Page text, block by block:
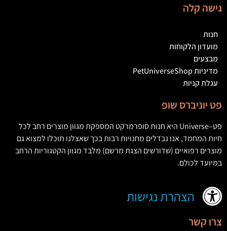
גישה קלה
חנות
מועדון הלקוחות
מבצעים
מדיניות PetUniverseShop
עגלת קניות
פט יוניברס שופ
פט–
Universe היא חנות סופרמרקט המספקת מגוון מוצרים רחב לכל
חיות המחמד,אנו נבדלים מחנויות רבות בכך שאצלנו תוכלו למצוא גם
מוצרים רפואיים (שדורשים הצגת מרשם) מלבד מגוון הקטגוריות הרחב
במיועד לכולם.
הצהרת נגישות
צרו קשר